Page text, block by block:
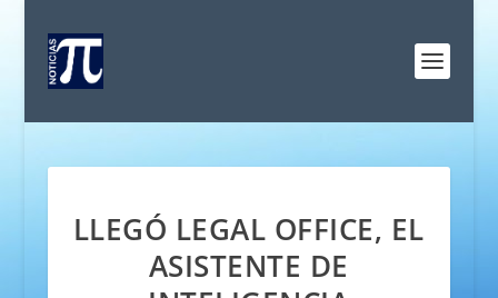
LLEGÓ LEGAL OFFICE, EL
ASISTENTE DE